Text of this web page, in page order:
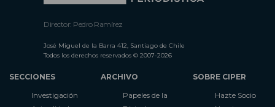
Director: Pedro Ramírez
José Miguel de la Barra 412, Santiago de Chile
Todos los derechos reservados © 2007-2026
SECCIONES
Investigación
ARCHIVO
Papeles de la
SOBRE CIPER
Hazte Socio